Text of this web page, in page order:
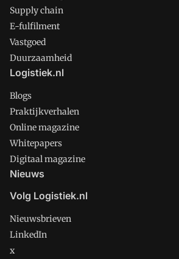
Supply chain
E-fulfilment
Vastgoed
Duurzaamheid
Logistiek.nl
Blogs
Praktijkverhalen
Online magazine
Whitepapers
Digitaal magazine
Nieuws
Volg Logistiek.nl
Nieuwsbrieven
LinkedIn
x